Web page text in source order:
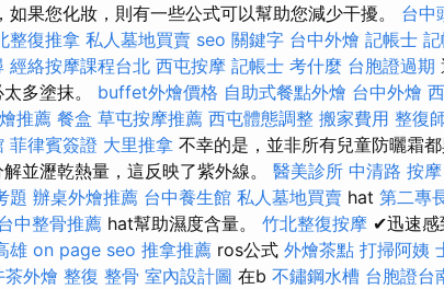
如果您化妝，則有一些公式可以幫助您減少干擾。 台中
整復推拿 私人墓地買賣 seo 關鍵字 台中外燴 記帳士
經絡按摩課程台北 西屯按摩 記帳士 考什麼 台胞證過期
多塗抹。 buffet外燴價格 自助式餐點外燴 台中外燴
推薦 餐盒 草屯按摩推薦 西屯體態調整 搬家費用 整復
菲律賓簽證 大里推拿 不幸的是，並非所有兒童防曬霜
並瀝乾熱量，這反映了紫外線。 醫美診所 中清路 按摩
題 辦桌外燴推薦 台中養生館 私人墓地買賣 hat 第二專
中整骨推薦 hat幫助濕度含量。 竹北整復按摩 ✔迅速
雄 on page seo 推拿推薦 ros公式 外燴茶點 打掃阿姨
茶外燴 整復 整骨 室內設計圖 在b 不鏽鋼水槽 台胞證台